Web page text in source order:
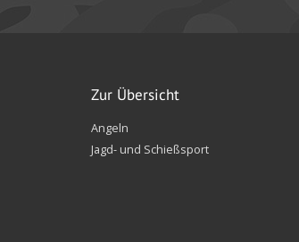
Zur Übersicht
Angeln
Jagd- und Schießsport